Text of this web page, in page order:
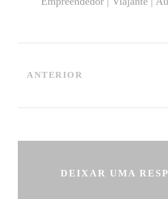
ANTERIOR
DEIXAR UMA